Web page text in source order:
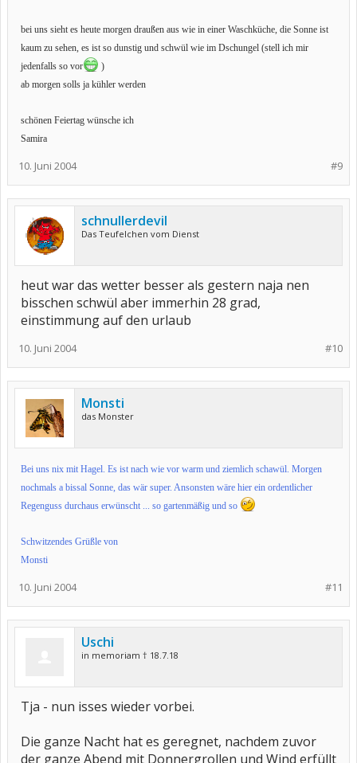
bei uns sieht es heute morgen draußen aus wie in einer Waschküche, die Sonne ist
kaum zu sehen, es ist so dunstig und schwül wie im Dschungel (stell ich mir
jedenfalls so vor
)
ab morgen solls ja kühler werden
schönen Feiertag wünsche ich
Samira
#9
10. Juni 2004
schnullerdevil
Das Teufelchen vom Dienst
heut war das wetter besser als gestern naja nen
bisschen schwül aber immerhin 28 grad,
einstimmung auf den urlaub
#10
10. Juni 2004
Monsti
das Monster
Bei uns nix mit Hagel. Es ist nach wie vor warm und ziemlich schawül. Morgen
nochmals a bissal Sonne, das wär super. Ansonsten wäre hier ein ordentlicher
Regenguss durchaus erwünscht ... so gartenmäßig und so
Schwitzendes Grüßle von
Monsti
#11
10. Juni 2004
Uschi
in memoriam † 18.7.18
Tja - nun isses wieder vorbei.
Die ganze Nacht hat es geregnet, nachdem zuvor
der ganze Abend mit Donnergrollen und Wind erfüllt